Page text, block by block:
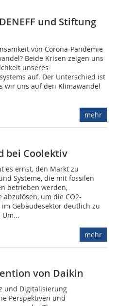
und Stiftung
von Corona-Pandemie
Beide Krisen zeigen uns
unseres
auf. Der Unterschied ist
wir uns auf den Klimawandel
mehr
bei Coolektiv
es ernst, den Markt zu
Systeme, die mit fossilen
betrieben werden,
abzulösen, um die CO2-
im Gebäudesektor deutlich zu
mehr
von Daikin
und Digitalisierung
Perspektiven und